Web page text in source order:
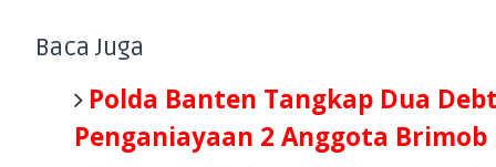
Baca Juga
Polda Banten Tangkap Dua
Penganiayaan 2 Anggota Brimob